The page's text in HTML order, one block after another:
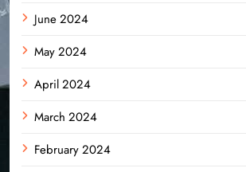
June 2024
May 2024
April 2024
March 2024
February 2024